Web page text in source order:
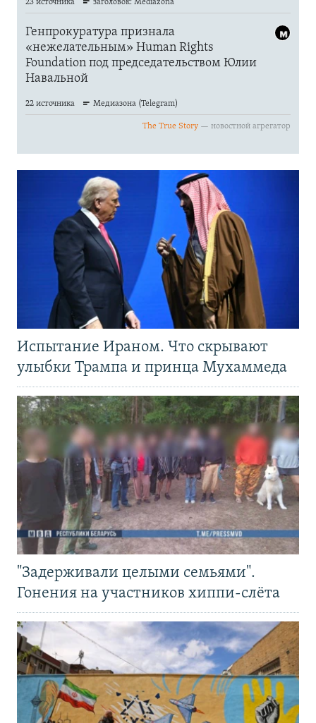
Испытание Ираном. Что скрывают
улыбки Трампа и принца Мухаммеда
"Задерживали целыми семьями".
Гонения на участников хиппи-слёта